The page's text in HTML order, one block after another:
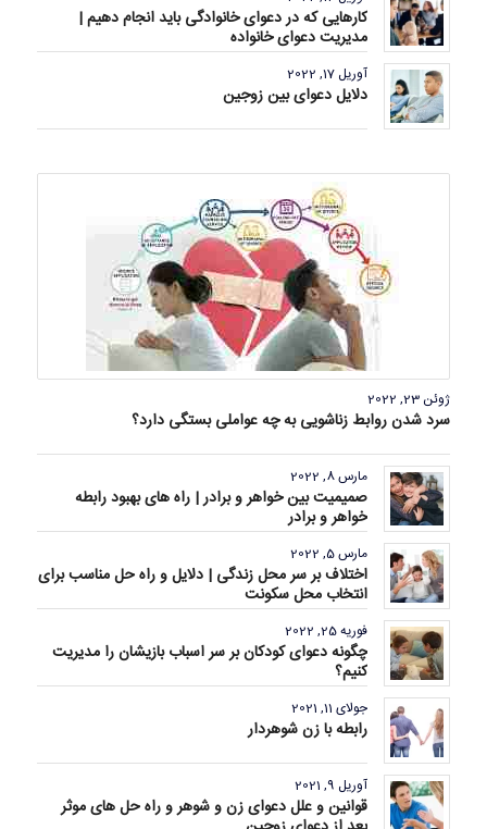
کارهایی که در دعوای خانوادگی باید انجام دهیم |
مدیریت دعوای خانواده
آوریل 17, 2022
دلایل دعوای بین زوجین
ژوئن 23, 2022
سرد شدن روابط زناشویی به چه عواملی بستگی دارد؟
مارس 8, 2022
صمیمیت بین خواهر و برادر | راه های بهبود رابطه
خواهر و برادر
مارس 5, 2022
اختلاف بر سر محل زندگی | دلایل و راه حل مناسب برای
انتخاب محل سکونت
فوریه 25, 2022
چگونه دعوای کودکان بر سر اسباب بازیشان را مدیریت
کنیم؟
جولای 11, 2021
رابطه با زن شوهردار
آوریل 9, 2021
قوانین و علل دعوای زن و شوهر و راه حل های موثر